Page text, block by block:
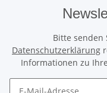
Bitte senden
Datenschutzerklärung
Informationen zu